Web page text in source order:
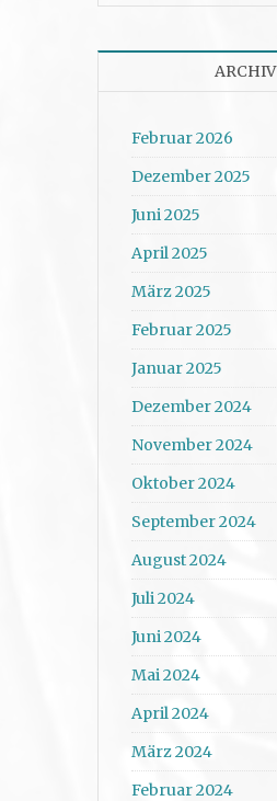
ARCHIV
Februar 2026
Dezember 2025
Juni 2025
April 2025
März 2025
Februar 2025
Januar 2025
Dezember 2024
November 2024
Oktober 2024
September 2024
August 2024
Juli 2024
Juni 2024
Mai 2024
April 2024
März 2024
Februar 2024